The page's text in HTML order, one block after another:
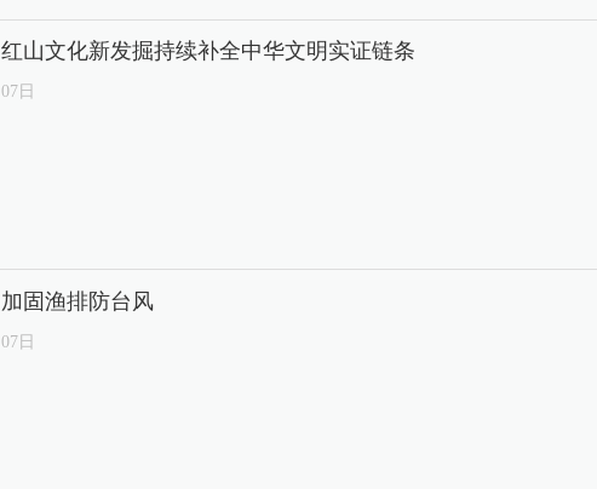
红山文化新发掘持续补全中华文明实证链条
07日
加固渔排防台风
07日